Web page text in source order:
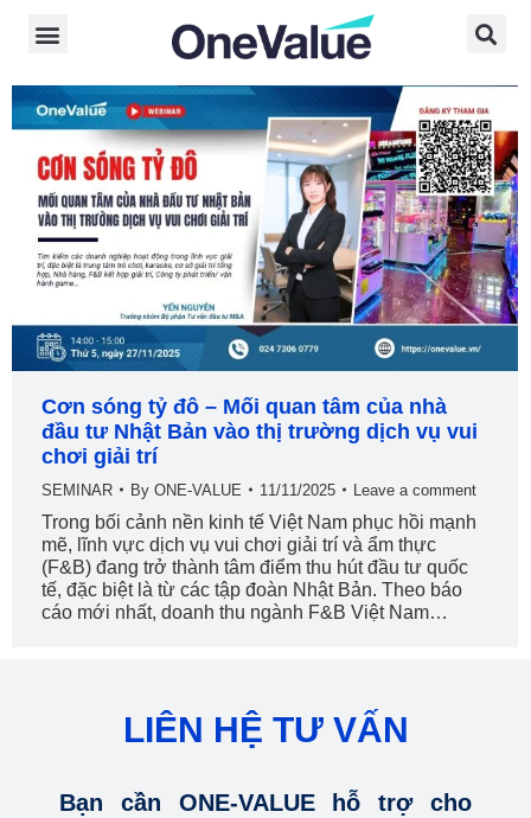
Cơn sóng tỷ đô – Mối quan tâm của nhà
đầu tư Nhật Bản vào thị trường dịch vụ vui
chơi giải trí
SEMINAR By ONE-VALUE 11/11/2025 Leave a comment
Trong bối cảnh nền kinh tế Việt Nam phục hồi mạnh
mẽ, lĩnh vực dịch vụ vui chơi giải trí và ẩm thực
(F&B) đang trở thành tâm điểm thu hút đầu tư quốc
tế, đặc biệt là từ các tập đoàn Nhật Bản. Theo báo
cáo mới nhất, doanh thu ngành F&B Việt Nam…
LIÊN HỆ TƯ VẤN
Bạn cần ONE-VALUE hỗ trợ cho